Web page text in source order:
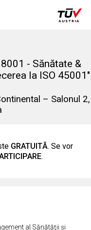
- Sănătate &
la ISO 45001"
– Salonul 2,
GRATUITĂ. Se vor
.
al Sănătăţii şi